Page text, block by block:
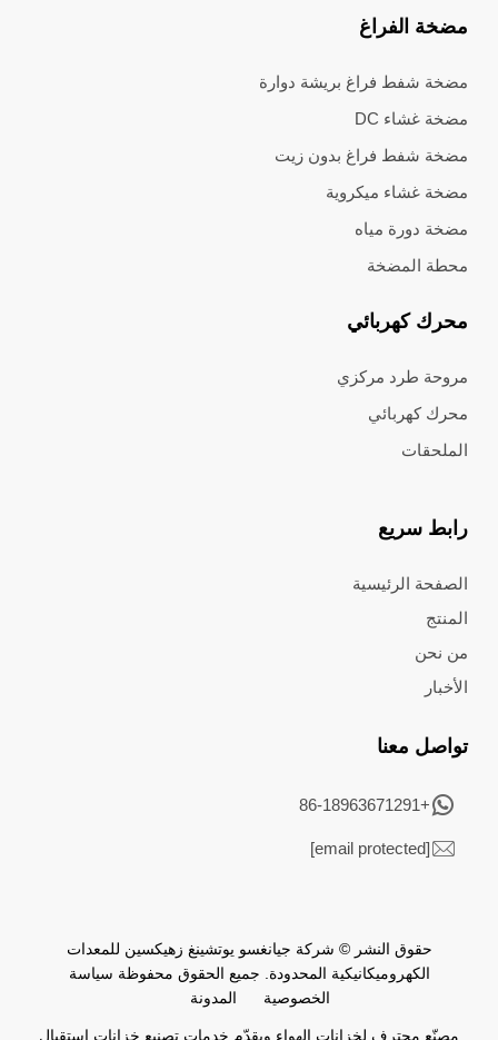
مضخة الفراغ
مضخة شفط فراغ بريشة دوارة
مضخة غشاء DC
مضخة شفط فراغ بدون زيت
مضخة غشاء ميكروية
مضخة دورة مياه
محطة المضخة
محرك كهربائي
مروحة طرد مركزي
محرك كهربائي
الملحقات
رابط سريع
الصفحة الرئيسية
المنتج
من نحن
الأخبار
تواصل معنا
+86-18963671291
[email protected]
حقوق النشر © شركة جيانغسو يوتشينغ زهيكسين للمعدات
الكهروميكانيكية المحدودة. جميع الحقوق محفوظة سياسة
الخصوصية
المدونة
مصنّع محترف لخزانات الهواء ويقدّم خدمات تصنيع خزانات استقبال